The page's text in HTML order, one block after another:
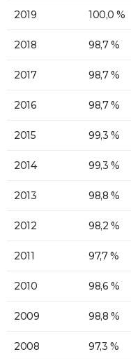
2019 100,0 %
2018 98,7 %
2017 98,7 %
2016 98,7 %
2015 99,3 %
2014 99,3 %
2013 98,8 %
2012 98,2 %
2011 97,7 %
2010 98,6 %
2009 98,8 %
2008 97,3 %